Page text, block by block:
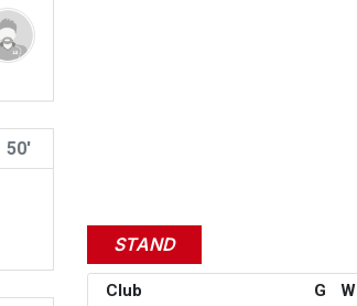
50'
STAND
Club G W